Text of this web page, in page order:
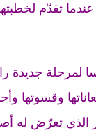
تقدّم
لمرحلة جديدة
وقسوتها
الذي تعرّض له